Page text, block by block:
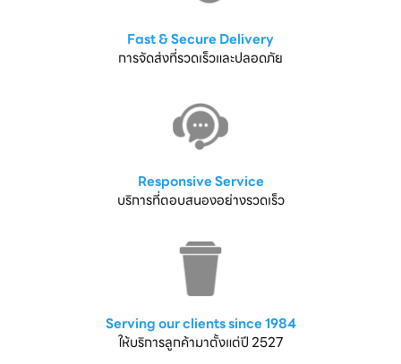
Fast & Secure Delivery
การจัดส่งที่รวดเร็วและปลอดภัย
Responsive Service
บริการที่ตอบสนองอย่างรวดเร็ว
Serving our clients since 1984
ให้บริการลูกค้ามาตั้งแต่ปี 2527